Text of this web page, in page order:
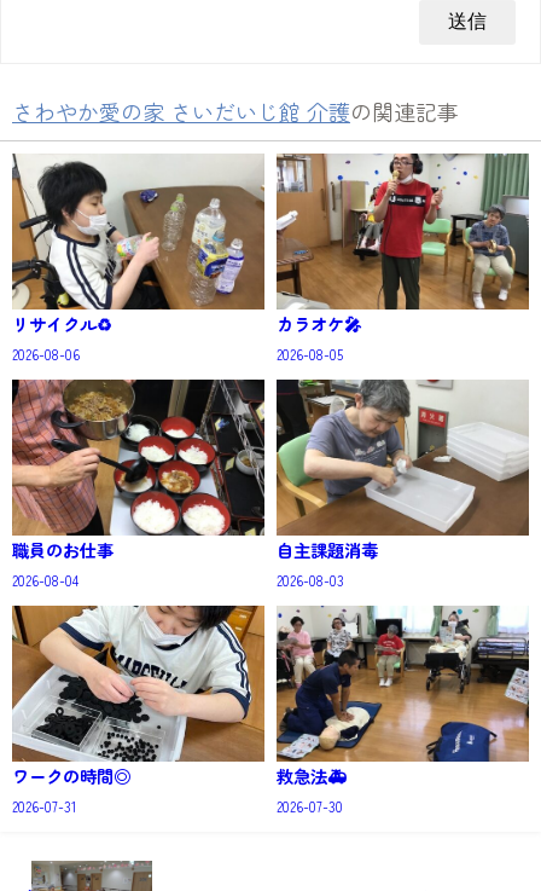
さわやか愛の家 さいだいじ館 介護の関連記事
リサイクル♻️
2026-08-06
カラオケ🎤
2026-08-05
職員のお仕事
2026-08-04
自主課題消毒
2026-08-03
ワークの時間◎
2026-07-31
救急法🚑
2026-07-30